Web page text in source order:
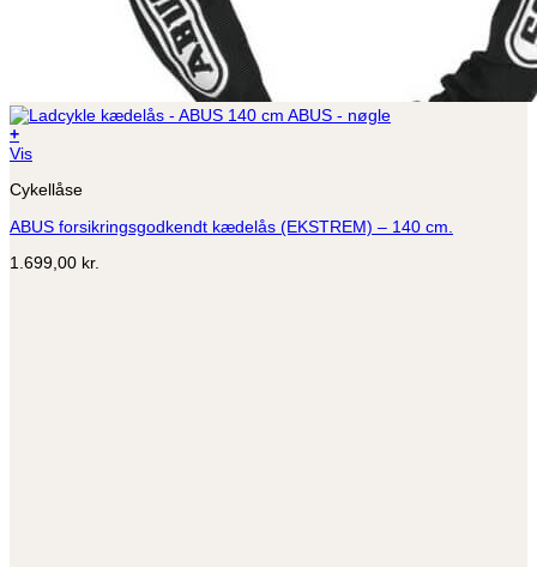
+
Vis
Cykellåse
ABUS forsikringsgodkendt kædelås (EKSTREM) – 140 cm.
1.699,00 kr.